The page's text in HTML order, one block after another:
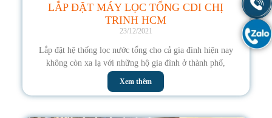
LẮP ĐẶT MÁY LỌC TỔNG CDI CHỊ
TRINH HCM
23/12/2021
Lắp đặt hệ thống lọc nước tổng cho cả gia đình hiện nay
không còn xa lạ với những hộ gia đình ở thành phố,
Xem thêm